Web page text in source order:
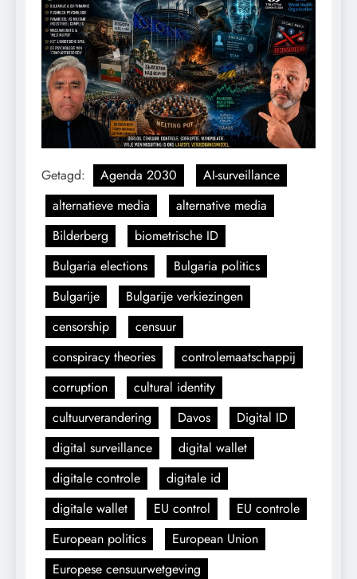
Getagd: Agenda 2030
AI-surveillance
alternatieve media
alternative media
Bilderberg
biometrische ID
Bulgaria elections
Bulgaria politics
Bulgarije
Bulgarije verkiezingen
censorship
censuur
conspiracy theories
controlemaatschappij
corruption
cultural identity
cultuurverandering
Davos
Digital ID
digital surveillance
digital wallet
digitale controle
digitale id
digitale wallet
EU control
EU controle
European politics
European Union
Europese censuurwetgeving